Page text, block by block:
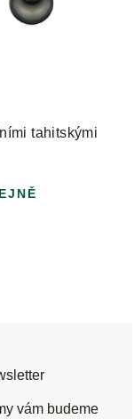
tahitskými
vám budeme